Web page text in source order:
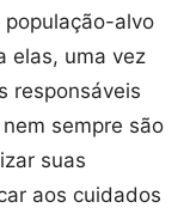
alvo
elas, uma vez
responsáveis
sempre são
suas
aos cuidados